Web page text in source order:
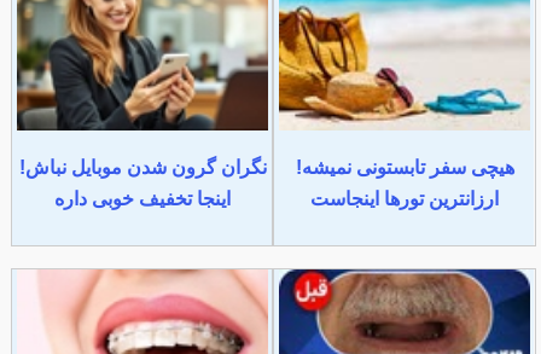
هیچی سفر تابستونی نمیشه!
ارزانترین تورها اینجاست
نگران گرون شدن موبایل نباش!
اینجا تخفیف خوبی داره